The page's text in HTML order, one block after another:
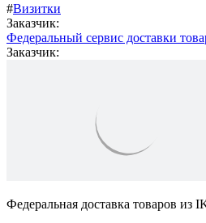
#Визитки
Заказчик:
Федеральный сервис доставки
Заказчик:
Федеральная доставка товаров из